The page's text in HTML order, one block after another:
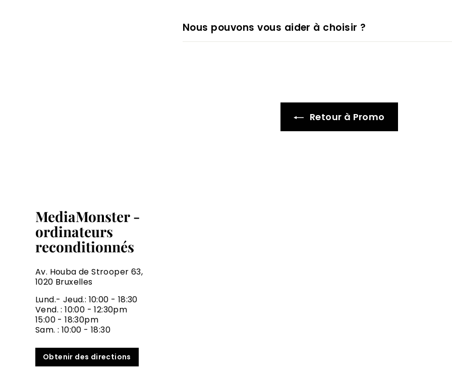
Nous pouvons vous aider à choisir ?
Retour à Promo
MediaMonster -
ordinateurs
reconditionnés
Av. Houba de Strooper 63,
1020 Bruxelles
Lund.- Jeud.: 10:00 - 18:30
Vend. : 10:00 - 12:30pm
15:00 - 18:30pm
Sam. : 10:00 - 18:30
Obtenir des directions